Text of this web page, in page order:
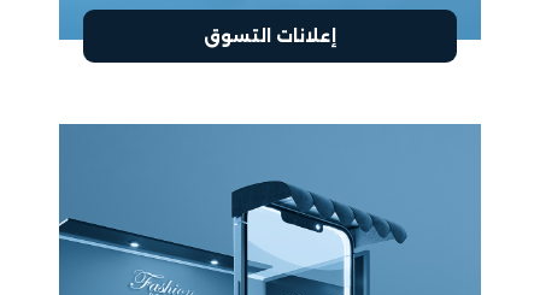
إعلانات التسوق